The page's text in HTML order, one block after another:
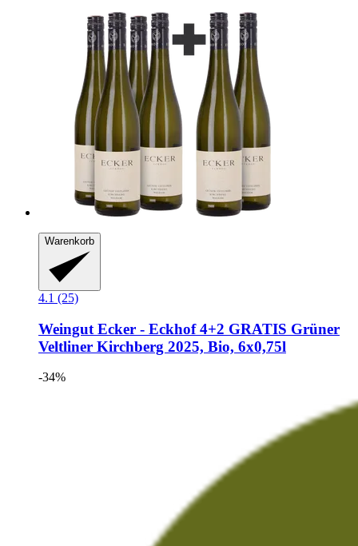
Warenkorb
4.1 (25)
Weingut Ecker - Eckhof4+2 GRATIS Grüner
Veltliner Kirchberg 2025, Bio, 6x0,75l
-34%